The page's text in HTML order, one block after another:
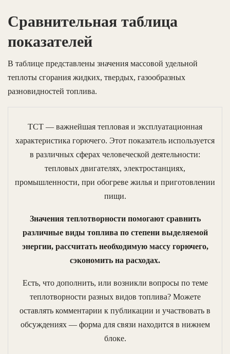
Сравнительная таблица
показателей
В таблице представлены значения массовой удельной
теплоты сгорания жидких, твердых, газообразных
разновидностей топлива.
ТСТ — важнейшая тепловая и эксплуатационная
характеристика горючего. Этот показатель используется
в различных сферах человеческой деятельности:
тепловых двигателях, электростанциях,
промышленности, при обогреве жилья и приготовлении
пищи.
Значения теплотворности помогают сравнить
различные виды топлива по степени выделяемой
энергии, рассчитать необходимую массу горючего,
сэкономить на расходах.
Есть, что дополнить, или возникли вопросы по теме
теплотворности разных видов топлива? Можете
оставлять комментарии к публикации и участвовать в
обсуждениях — форма для связи находится в нижнем
блоке.